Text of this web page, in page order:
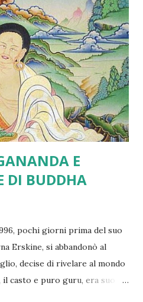
e dalla nascita, cosi la
rimane libera dalle
il tizzone ardente è in
da nessuna parte.
quando il tizzone ardente è
Le apparenze non
a causa della loro
nei...
E
DI BUDDHA
pochi giorni prima del suo
Erskine, si abbandonò al
decise di rivelare al mondo
casto e puro guru, era suo